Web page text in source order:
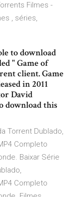
Filmes -
, séries,
to download
" Game of
client. Game
in 2011
David
download this
Torrent Dublado,
Completo
Baixar Série
Completo